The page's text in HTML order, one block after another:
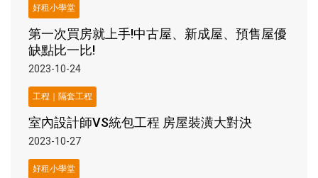
好租小學堂
第一次買房就上手!中古屋、新成屋、預售屋優
缺點比一比!
2023-10-24
工程｜隔套工程
室內設計師VS統包工程 房屋裝潢大對決
2023-10-27
好租小學堂